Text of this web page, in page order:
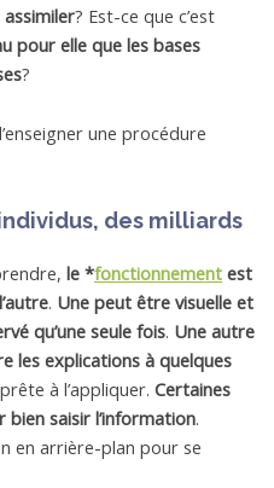
? Est-ce que c’est
pour elle que les bases
?
une procédure
des milliards
le *fonctionnement est
. Une peut être visuelle et
qu’une seule fois. Une autre
les explications à quelques
à l’appliquer. Certaines
saisir l’information.
en arrière-plan pour se